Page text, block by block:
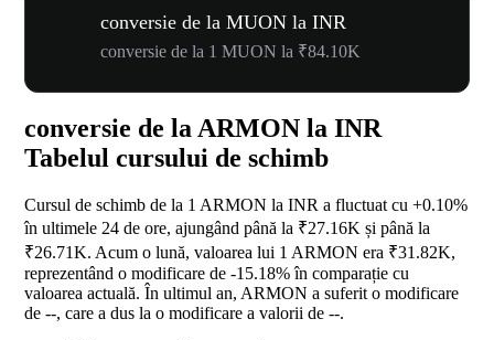
conversie de la MUON la INR
conversie de la 1 MUON la ₹84.10K
conversie de la ARMON la INR
Tabelul cursului de schimb
Cursul de schimb de la 1 ARMON la INR a fluctuat cu +0.10%
în ultimele 24 de ore, ajungând până la ₹27.16K și până la
₹26.71K. Acum o lună, valoarea lui 1 ARMON era ₹31.82K,
reprezentând o modificare de -15.18%în comparație cu
valoarea actuală. În ultimul an, ARMON a suferit o modificare
de --, care a dus la o modificare a valorii de --.